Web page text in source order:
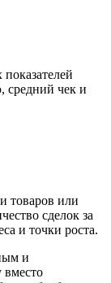
средний чек и
товаров или
сделок за
и точки роста.
и